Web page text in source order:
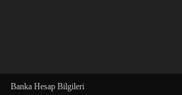
Banka Hesap Bilgileri